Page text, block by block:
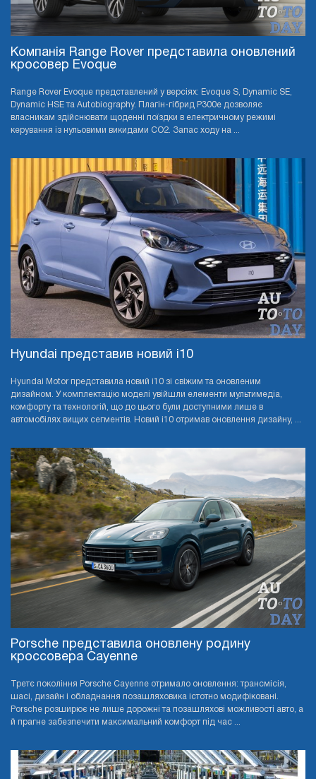
Компанія Range Rover представила оновлений
кросовер Evoque
Range Rover Evoque представлений у версіях: Evoque S, Dynamic SE,
Dynamic HSE та Autobiography. Плагін-гібрид P300e дозволяє
власникам здійснювати щоденні поїздки в електричному режимі
керування із нульовими викидами CO2. Запас ходу на ...
Hyundai представив новий i10
Hyundai Motor представила новий i10 зі свіжим та оновленим
дизайном. У комплектацію моделі увійшли елементи мультимедіа,
комфорту та технологій, що до цього були доступними лише в
автомобілях вищих сегментів. Новий i10 отримав оновлення дизайну, ...
Porsche представила оновлену родину
кроссовера Cayenne
Третє покоління Porsche Cayenne отримало оновлення: трансмісія,
шасі, дизайн і обладнання позашляховика істотно модифіковані.
Porsche розширює не лише дорожні та позашляхові можливості авто, а
й прагне забезпечити максимальний комфорт під час ...